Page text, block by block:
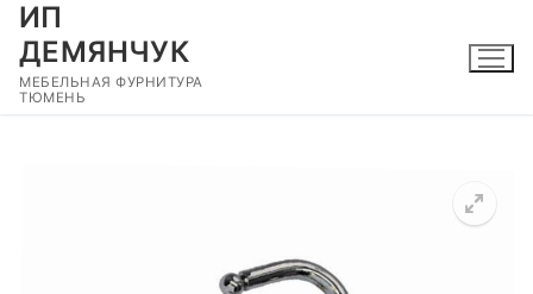
Перейти
содержимому
ИП
ДЕМЯНЧУК
МЕБЕЛЬНАЯ ФУРНИТУРА
ТЮМЕНЬ